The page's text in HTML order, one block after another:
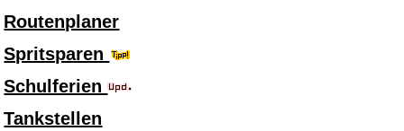
Routenplaner
Spritsparen
Schulferien
Tankstellen